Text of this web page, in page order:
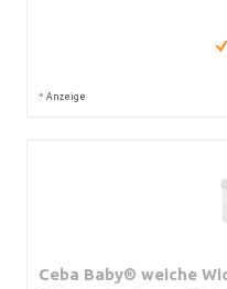
* Anzeige
Ceba Baby® weiche